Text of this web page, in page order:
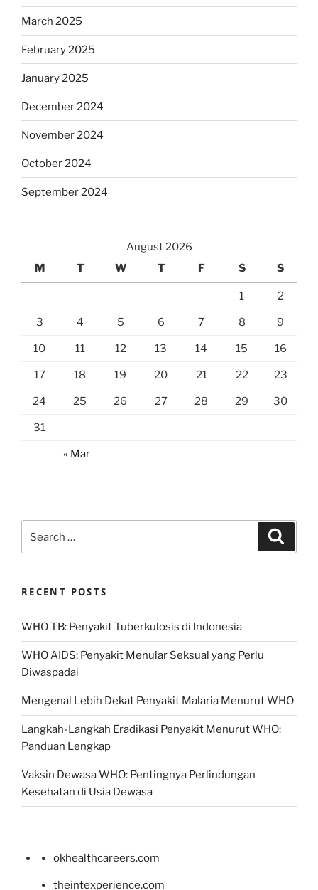
March 2025
February 2025
January 2025
December 2024
November 2024
October 2024
September 2024
August 2026
M
T W T F S S
1 2
3 4 5 6 7 8 9
10 11 12 13 14 15 16
17 18 19 20 21 22 23
24 25 26 27 28 29 30
31
« Mar
for:
RECENT POSTS
WHO TB: Penyakit Tuberkulosis di Indonesia
WHO AIDS: Penyakit Menular Seksual yang Perlu
Diwaspadai
Mengenal Lebih Dekat Penyakit Malaria Menurut WHO
Langkah-Langkah Eradikasi Penyakit Menurut WHO:
Panduan Lengkap
Vaksin Dewasa WHO: Pentingnya Perlindungan
Kesehatan di Usia Dewasa
okhealthcareers.com
theintexperience.com